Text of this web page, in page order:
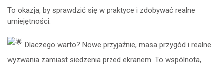
To okazja, by sprawdzić się w praktyce i zdobywać realne
umiejętności.
Dlaczego warto? Nowe przyjaźnie, masa przygód i realne
wyzwania zamiast siedzenia przed ekranem. To wspólnota,